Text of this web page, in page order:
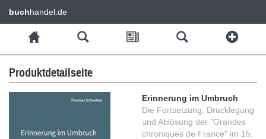
buchhandel.de
Produktdetailseite
Erinnerung im Umbruch
Die Fortsetzung, Drucklegung
und Ablösung der "Grandes
chroniques de France" im 15.